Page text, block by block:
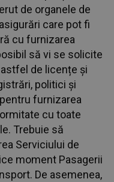
de organele de
care pot fi
cu furnizarea
să vi se solicite
de licențe și
politici și
furnizarea
cu toate
Trebuie să
Serviciului de
moment Pasagerii
De asemenea,